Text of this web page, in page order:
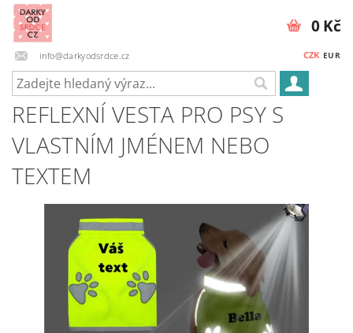
info@darkyodsrdce.cz CZK EUR
0 Kč
REFLEXNÍ VESTA PRO PSY S
VLASTNÍM JMÉNEM NEBO
TEXTEM